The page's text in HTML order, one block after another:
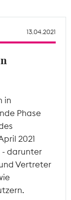
13.04.2021
in
Phase
2021
- darunter
Vertreter